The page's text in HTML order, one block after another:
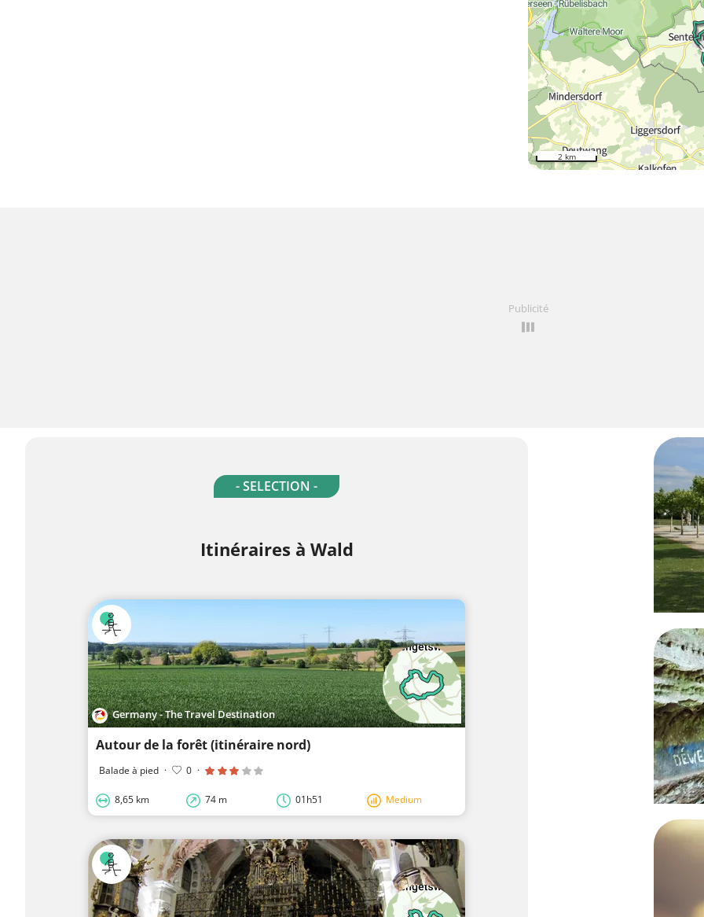
2 km
Publicité
- SELECTION -
Itinéraires à Wald
Germany - The Travel Destination
Autour de la forêt (itinéraire nord)
Balade à pied · 0 ·
8,65 km 74 m 01h51 Medium